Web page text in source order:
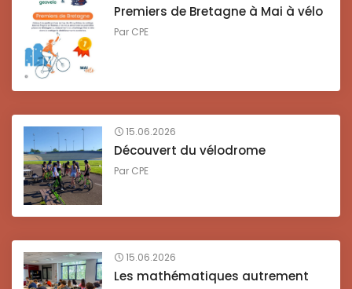
Premiers de Bretagne à Mai à vélo
Par CPE
15.06.2026
Découvert du vélodrome
Par CPE
15.06.2026
Les mathématiques autrement